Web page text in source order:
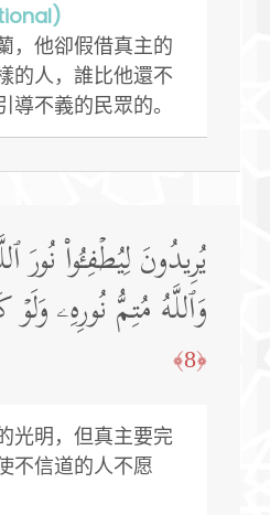
，他卻假借真主的
的人，誰比他還不
導不義的民眾的。
یُرِیدُونَ لِیُطۡفِـُٔوا۟ نُورَ
وَٱللَّهُ مُتِمُّ نُورِهِۦ وَلَوۡ
﴿8﴾
光明，但真主要完
不信道的人不愿